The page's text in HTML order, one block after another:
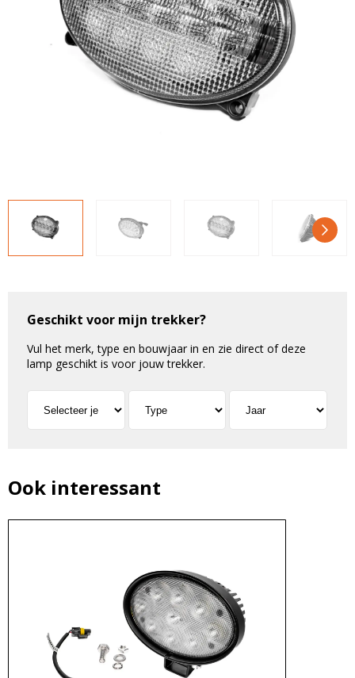
LED voordeelpakketten
Overige producten
Klantenservice
LED voordeelpakketten
Overige producten
Geschikt voor mijn trekker?
Vul het merk, type en bouwjaar in en zie direct of deze
lamp geschikt is voor jouw trekker.
Ook interessant